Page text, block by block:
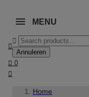
MENU


Annuleren
 0

Home